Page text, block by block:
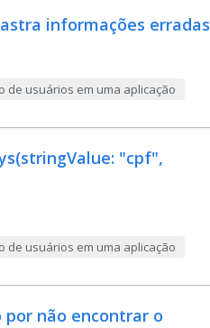
informações erradas
de usuários em uma aplicação
"cpf",
de usuários em uma aplicação
não encontrar o